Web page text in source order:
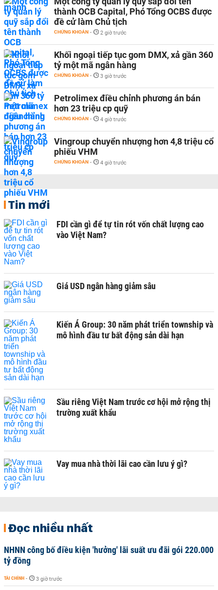
thành OCB Capital, Phó Tổng OCBS được
đề cử làm Chủ tịch
CHỨNG KHOÁN - 2 giờ trước
Khối ngoại tiếp tục gom DMX, xả gần 360
tỷ một mã ngân hàng
CHỨNG KHOÁN - 3 giờ trước
Petrolimex điều chỉnh phương án bán
hơn 23 triệu cp quỹ
CHỨNG KHOÁN - 4 giờ trước
Vingroup chuyển nhượng hơn 4,8 triệu cổ
phiếu VHM
CHỨNG KHOÁN - 4 giờ trước
Tin mới
FDI cần gì để tự tin rót vốn chất lượng cao
vào Việt Nam?
Giá USD ngân hàng giảm sâu
Kiến Á Group: 30 năm phát triển township và
mô hình đầu tư bất động sản dài hạn
Sầu riêng Việt Nam trước cơ hội mở rộng thị
trường xuất khẩu
Vay mua nhà thời lãi cao cần lưu ý gì?
Đọc nhiều nhất
NHNN công bố điều kiện 'hưởng' lãi suất ưu đãi gói 220.000
tỷ đồng
TÀI CHÍNH - 3 giờ trước